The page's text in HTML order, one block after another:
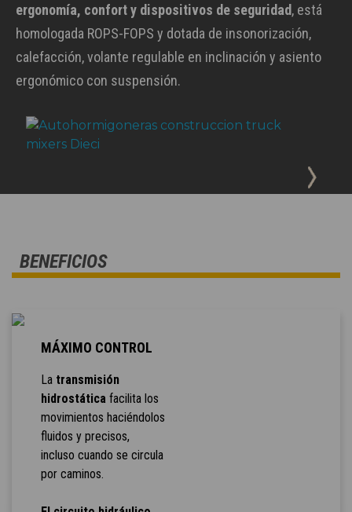
ergonomía, confort y dispositivos de seguridad, está
homologada ROPS-FOPS y dotada de insonorización,
calefacción, volante regulable en inclinación y asiento
ergonómico con suspensión.
BENEFICIOS
MÁXIMO CONTROL
La transmisión
hidrostática facilita los
movimientos haciéndolos
fluidos y precisos,
incluso cuando se circula
por caminos.